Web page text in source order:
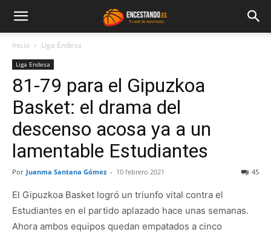
Inicio Liga Endesa
Liga Endesa
81-79 para el Gipuzkoa
Basket: el drama del
descenso acosa ya a un
lamentable Estudiantes
Por Juanma Santana Gómez - 10 febrero 2021 45
El Gipuzkoa Basket logró un triunfo vital contra el
Estudiantes en el partido aplazado hace unas semanas.
Ahora ambos equipos quedan empatados a cinco